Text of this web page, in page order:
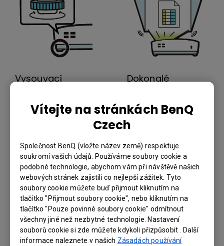
Vítejte na stránkách BenQ
Czech
Společnost BenQ (vložte název země) respektuje
soukromí vašich údajů. Používáme soubory cookie a
podobné technologie, abychom vám při návštěvě našich
webových stránek zajistili co nejlepší zážitek. Tyto
soubory cookie můžete buď přijmout kliknutím na
tlačítko "Přijmout soubory cookie", nebo kliknutím na
tlačítko "Pouze povinné soubory cookie" odmítnout
všechny jiné než nezbytné technologie. Nastavení
souborů cookie si zde můžete kdykoli přizpůsobit . Další
informace naleznete v našich Zásadách používání
Vysouvací
nožka
Tři nastavitelné
výsuvné, zaručují
vynikající flexibilitu v
široké škále
zasedacích
místností.
Dokonalé
Promítejte dokonalý
obdélníkový obraz
z jakéhokoli úhlu.
Automatická
korekce
vertikálního
lichoběžníkového
zkreslení eliminuje
rozmazání obrazu
a zajišťuje hladké
konání schůzek.